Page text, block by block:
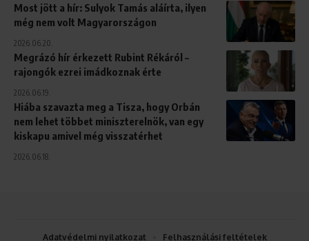
Most jött a hír: Sulyok Tamás aláírta, ilyen
még nem volt Magyarországon
2026.06.20.
Megrázó hír érkezett Rubint Rékáról –
rajongók ezrei imádkoznak érte
2026.06.19.
Hiába szavazta meg a Tisza, hogy Orbán
nem lehet többet miniszterelnök, van egy
kiskapu amivel még visszatérhet
2026.06.18.
Adatvédelmi nyilatkozat Felhasználási feltételek